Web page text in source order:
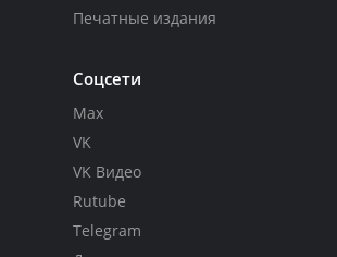
Печатные издания
Соцсети
Max
VK
VK Видео
Rutube
Telegram